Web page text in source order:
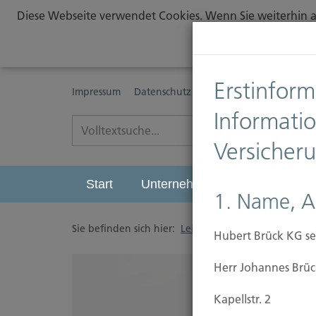
Diese Webseite verwendet Cookies. Wenn Sie
Impressum Datenschutz Erstinformationspflichten
Start Unternehmen
Sie befinden sich hier: Leistungen Sichern /
1. Name,
Hubert Brück KG
Herr Johannes
Kapellstr. 2